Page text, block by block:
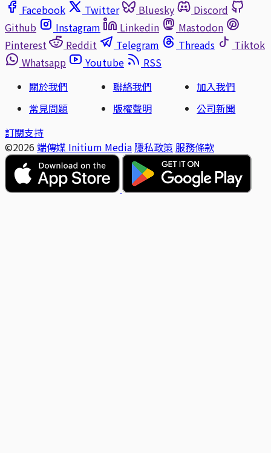
Facebook
Twitter Bluesky
Discord
Github
Instagram Linkedin
Mastodon
Pinterest
Reddit Telegram Threads
Tiktok
Whatsapp
Youtube
RSS
關於我們
聯絡我們
加入我們
常見問題
版權聲明
公司新聞
訂閱支持
©2026 端傳媒 Initium Media 隱私政策 服務條款